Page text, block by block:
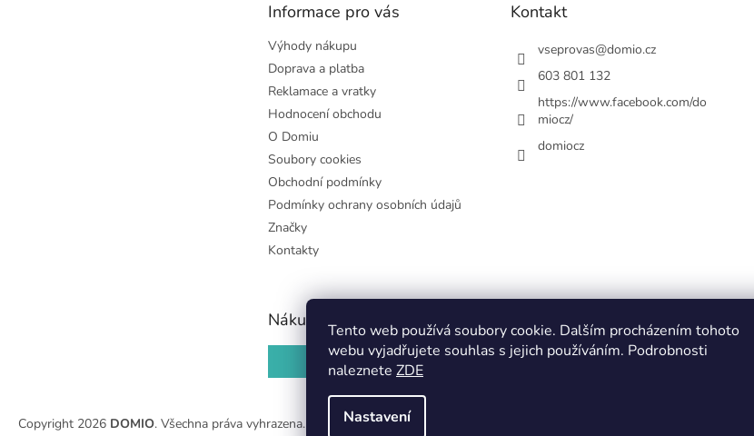
Tento web používá soubory cookie. Dalším procházením tohoto
webu vyjadřujete souhlas s jejich používáním. Podrobnosti
naleznete ZDE
Nastavení
Informace pro vás
Výhody nákupu
Doprava a platba
Reklamace a vratky
Hodnocení obchodu
O Domiu
Soubory cookies
Obchodní podmínky
Podmínky ochrany osobních údajů
Značky
Kontakty
Kontakt
vseprovas@domio.cz
603 801 132
https://www.facebook.com/do
miocz/
domiocz
Nákupní košík
0 0 KČ
Copyright 2026 DOMIO. Všechna práva vyhrazena.